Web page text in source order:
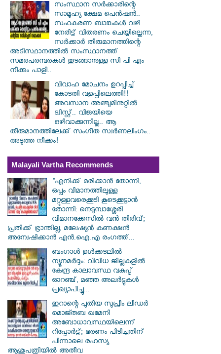
സംസ്ഥാന സർ‌ക്കാരിന്റെ
സാമൂഹ്യ ക്ഷേമ പെൻഷൻ..
സഹകരണ ബാങ്കുകൾ വഴി
നേരിട്ട് വിതരണം ചെയ്യില്ലെന്ന,
സർക്കാർ തീരുമാനത്തിന്റെ
അടിസ്ഥാനത്തിൽ സംസ്ഥാനത്ത്
സമരപരമ്പരകൾ തുടങ്ങാനുള്ള സി പി എം
നീക്കം പാളി..
വിവാഹ മോചനം ഉറപ്പിച്ച്
കോടതി വളപ്പിലെത്തി!!
അവസാന അഞ്ചുമിനുറ്റിൽ
ട്വിസ്റ്റ്.. വിജയിയെ
ഒഴിവാക്കുന്നില്ല.. ആ
തീരുമാനത്തിലേക്ക് സംഗീത സ്വർണലിംഗം..
അടുത്ത നീക്കം!
Malayali Vartha Recommends
"എനിക്ക് മരിക്കാൻ തോന്നി,
ഒപ്പം വിമാനത്തിലുള്ള
മറ്റുള്ളവരെക്കൂടി കൂടെക്കൂട്ടാൻ
തോന്നി: നെടുമ്പാശ്ശേരി
വിമാനക്കേസിൽ വൻ തിരിവ്;
പ്രതിക്ക് ഭ്രാന്തില്ല, മലേഷ്യൻ കണക്ഷൻ
അന്വേഷിക്കാൻ എൻ.ഐ.എ രംഗത്ത്...
ബംഗാൾ ഉൾക്കടലിൽ
ന്യൂനമർദ്ദം: വിവിധ ജില്ലകളിൽ
കേന്ദ്ര കാലാവസ്ഥ വകുപ്പ്
ഓറഞ്ച്, മഞ്ഞ അലർട്ടുകൾ
പ്രഖ്യാപിച്ചു...
ഇറാന്റെ പുതിയ സുപ്രീം ലീഡർ
മൊജ്തബ ഖമേനി
അബോധാവസ്ഥയിലെന്ന്
റിപ്പോർട്ട്; ഭരണം പിടിച്ചതിന്
പിന്നാലെ രഹസ്യ
ആശുപത്രിയിൽ അതീവ